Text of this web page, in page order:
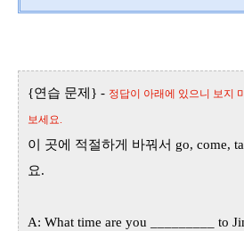
{연습 문제 } - 정답이 아래에 있으니 보지
보세요.
이 곳에 적절하게 바꿔서 go, come,
요.
A: What time are you _________ to